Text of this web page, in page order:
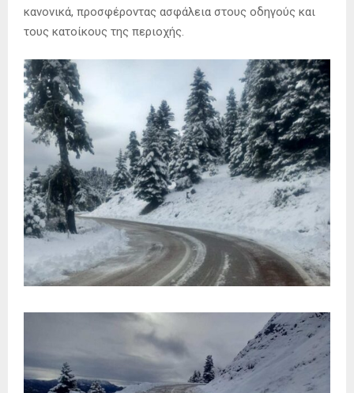
κανονικά, προσφέροντας ασφάλεια στους οδηγούς και
τους κατοίκους της περιοχής.